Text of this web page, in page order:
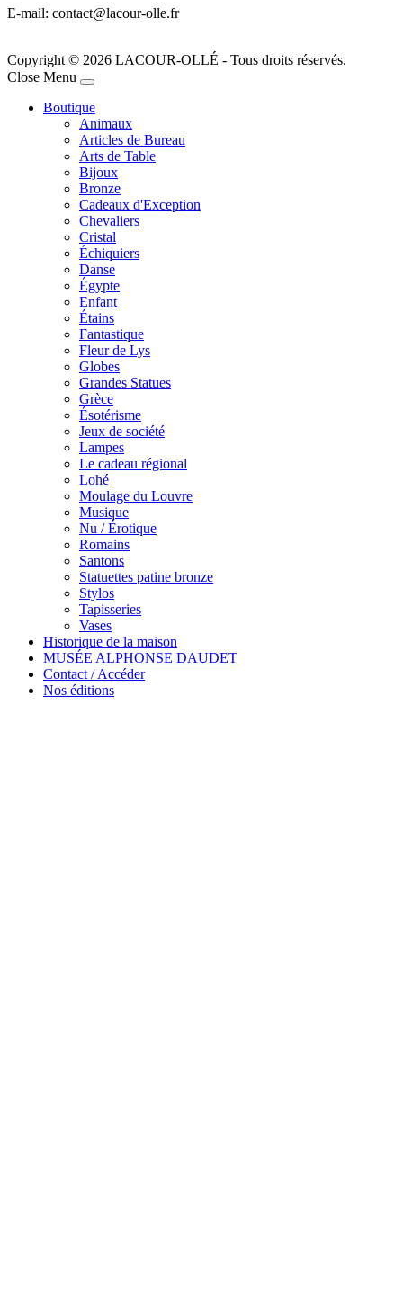
E-mail: contact@lacour-olle.fr
Copyright © 2026 LACOUR-OLLÉ - Tous droits réservés.
Joomla! 3 Templates
Close Menu
Boutique
Animaux
Articles de Bureau
Arts de Table
Bijoux
Bronze
Cadeaux d'Exception
Chevaliers
Cristal
Échiquiers
Danse
Égypte
Enfant
Étains
Fantastique
Fleur de Lys
Globes
Grandes Statues
Grèce
Ésotérisme
Jeux de société
Lampes
Le cadeau régional
Lohé
Moulage du Louvre
Musique
Nu / Érotique
Romains
Santons
Statuettes patine bronze
Stylos
Tapisseries
Vases
Historique de la maison
MUSÉE ALPHONSE DAUDET
Contact / Accéder
Nos éditions